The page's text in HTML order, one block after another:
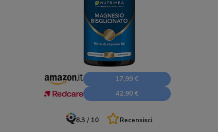
17,99 €
42,90 €
8.3 / 10 Recensisci